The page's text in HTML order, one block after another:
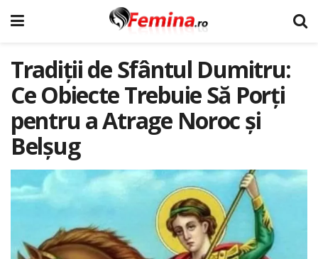
Tradiții de Sfântul Dumitru:
Ce Obiecte Trebuie Să Porți
pentru a Atrage Noroc și
Belșug